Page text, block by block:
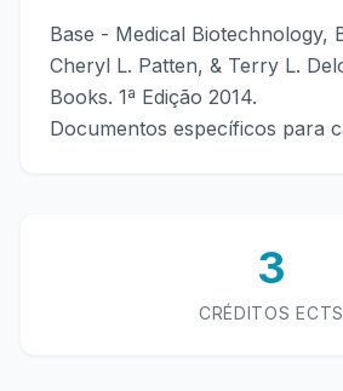
Base - Medical Biotechnology,
Cheryl L. Patten, & Terry L.
Books. 1ª Edição 2014.
Documentos específicos para
3
CRÉDITOS ECTS